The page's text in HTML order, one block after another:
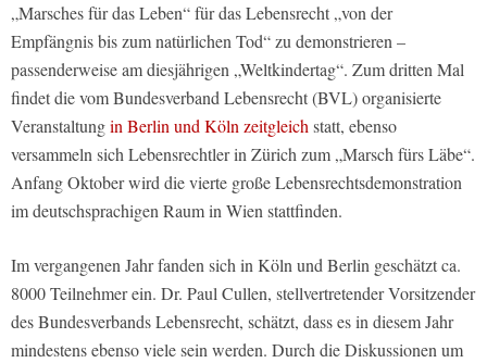
„Marsches für das Leben“ für das Lebensrecht „von der
Empfängnis bis zum natürlichen Tod“ zu demonstrieren –
passenderweise am diesjährigen „Weltkindertag“. Zum dritten Mal
findet die vom Bundesverband Lebensrecht (BVL) organisierte
Veranstaltungin Berlin und Köln zeitgleichstatt, ebenso
versammeln sich Lebensrechtler in Zürich zum „Marsch fürs Läbe“.
Anfang Oktober wird die vierte große Lebensrechtsdemonstration
im deutschsprachigen Raum in Wien stattfinden.
Im vergangenen Jahr fanden sich in Köln und Berlin geschätzt ca.
8000 Teilnehmer ein. Dr. Paul Cullen, stellvertretender Vorsitzender
des Bundesverbands Lebensrecht, schätzt, dass es in diesem Jahr
mindestens ebenso viele sein werden. Durch die Diskussionen um